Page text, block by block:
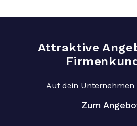
Attraktive
Auf dein Unternehmen
Zum